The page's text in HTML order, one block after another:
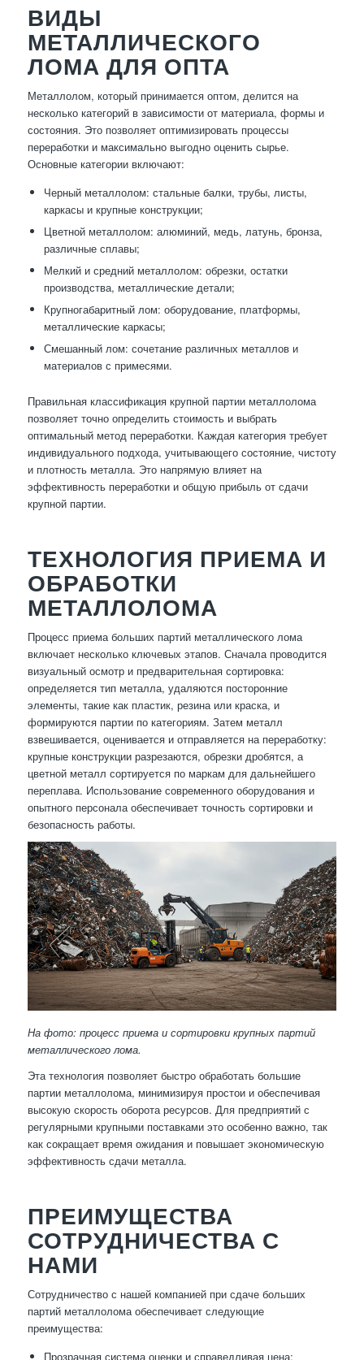
ВИДЫ
МЕТАЛЛИЧЕСКОГО
ЛОМА ДЛЯ ОПТА
Металлолом, который принимается оптом, делится на
несколько категорий в зависимости от материала, формы и
состояния. Это позволяет оптимизировать процессы
переработки и максимально выгодно оценить сырье.
Основные категории включают:
Черный металлолом: стальные балки, трубы, листы,
каркасы и крупные конструкции;
Цветной металлолом: алюминий, медь, латунь, бронза,
различные сплавы;
Мелкий и средний металлолом: обрезки, остатки
производства, металлические детали;
Крупногабаритный лом: оборудование, платформы,
металлические каркасы;
Смешанный лом: сочетание различных металлов и
материалов с примесями.
Правильная классификация крупной партии металлолома
позволяет точно определить стоимость и выбрать
оптимальный метод переработки. Каждая категория требует
индивидуального подхода, учитывающего состояние, чистоту
и плотность металла. Это напрямую влияет на
эффективность переработки и общую прибыль от сдачи
крупной партии.
ТЕХНОЛОГИЯ ПРИЕМА И
ОБРАБОТКИ
МЕТАЛЛОЛОМА
Процесс приема больших партий металлического лома
включает несколько ключевых этапов. Сначала проводится
визуальный осмотр и предварительная сортировка:
определяется тип металла, удаляются посторонние
элементы, такие как пластик, резина или краска, и
формируются партии по категориям. Затем металл
взвешивается, оценивается и отправляется на переработку:
крупные конструкции разрезаются, обрезки дробятся, а
цветной металл сортируется по маркам для дальнейшего
переплава. Использование современного оборудования и
опытного персонала обеспечивает точность сортировки и
безопасность работы.
На фото: процесс приема и сортировки крупных партий
металлического лома.
Эта технология позволяет быстро обработать большие
партии металлолома, минимизируя простои и обеспечивая
высокую скорость оборота ресурсов. Для предприятий с
регулярными крупными поставками это особенно важно, так
как сокращает время ожидания и повышает экономическую
эффективность сдачи металла.
ПРЕИМУЩЕСТВА
СОТРУДНИЧЕСТВА С
НАМИ
Сотрудничество с нашей компанией при сдаче больших
партий металлолома обеспечивает следующие
преимущества:
Прозрачная система оценки и справедливая цена;